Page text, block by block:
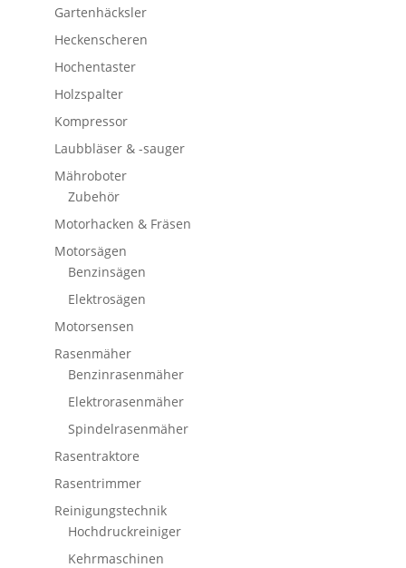
Gartenhäcksler
Heckenscheren
Hochentaster
Holzspalter
Kompressor
Laubbläser & -sauger
Mähroboter
Zubehör
Motorhacken & Fräsen
Motorsägen
Benzinsägen
Elektrosägen
Motorsensen
Rasenmäher
Benzinrasenmäher
Elektrorasenmäher
Spindelrasenmäher
Rasentraktore
Rasentrimmer
Reinigungstechnik
Hochdruckreiniger
Kehrmaschinen